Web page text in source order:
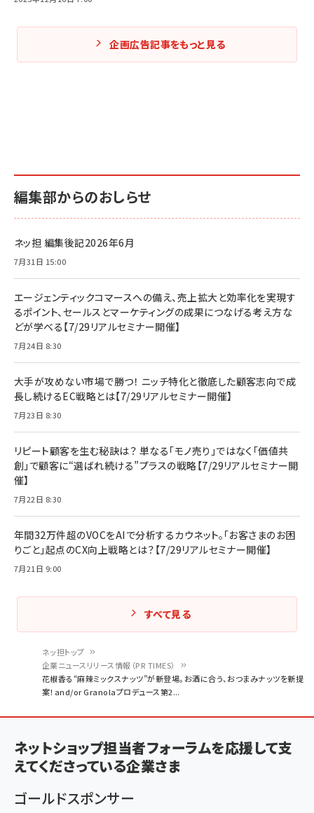
く
ず
ネッ担トップ
企業ニュースリリース情報（PR TIMES）
花椒香る“麻辣ミックスナッツ”が新登場。お酒に合う、おつまみナッツを新提
案！and/or Granolaプロデュース第2...
企画広告記事をもっと見る
編集部からのおしらせ
ネッ担 編集後記2026年6月
7月31日 15:00
エージェンティックコマースへの備え、売上拡大と効率化を実現す
るポイント、セールスとマーケティングの成果につなげる考え方な
どが学べる【7/29リアルセミナー開催】
7月24日 8:30
大手が攻めない市場で勝つ！ ニッチ特化と徹底した顧客志向で成
長し続けるEC戦略とは【7/29リアルセミナー開催】
7月23日 8:30
リピート顧客を生む秘訣は？ 単なる「モノ売り」ではなく「価値共
創」で顧客に“選ばれ続ける”プラスの戦略【7/29リアルセミナー開
催】
7月22日 8:30
年間32万件超のVOCをAIで分析するカウネット。「お客さまのお困
りごと」起点のCX向上戦略とは？【7/29リアルセミナー開催】
7月21日 9:00
すべて見る
ネットショップ担当者フォーラムを応援して支
えてくださっている企業さま
ゴールドスポンサー